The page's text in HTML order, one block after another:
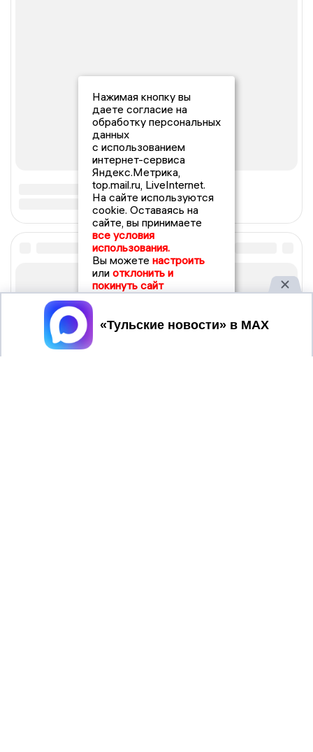
Нажимая кнопку вы
даете согласие на
обработку персональных
данных
с использованием
интернет-сервиса
Яндекс.Метрика,
top.mail.ru, LiveInternet.
На сайте используются
cookie. Оставаясь на
сайте, вы принимаете
все условия
использования.
Вы можете настроить
или отклонить и
покинуть сайт
Принять